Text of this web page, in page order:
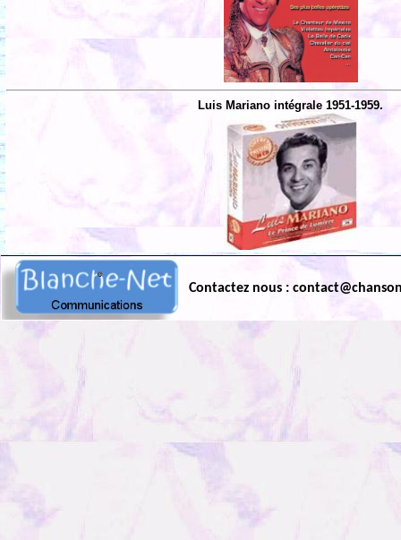
Luis Mariano intégrale 1951-1959.
Contactez nous :